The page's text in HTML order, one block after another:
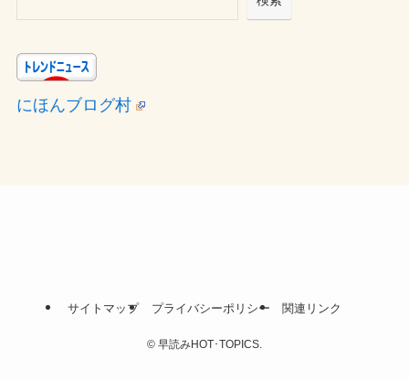
にほんブログ村
サイトマップ プライバシーポリシー 関連リンク
© 早読みHOT･TOPICS.